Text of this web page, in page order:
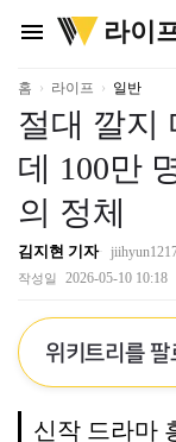
menu
위
키
리
라이
홈 라이프 일반
절대 깔지
데 100만
의 정체
김지현 기자
작성일 2026-05-10 10:18
위키트리를
신작 드라마